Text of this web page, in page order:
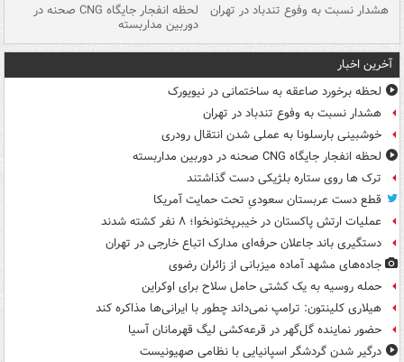
هشدار نسبت به وفوع تندباد در تهران لحظه انفجار جایگاه CNG صحنه در
دوربین مداربسته
آخرین اخبار
لحظه برخورد صاعقه به ساختمانی در نیویورک
هشدار نسبت به وفوع تندباد در تهران
خوشبینی بارسلونا به عملی شدن انتقال رودری
لحظه انفجار جایگاه CNG صحنه در دوربین مداربسته
ترک ها روی ستاره بلژیکی دست گذاشتند
قطع دست عربستان سعودیِ تحت حمایت آمریکا
عملیات ارتش پاکستان در خیبرپختونخوا؛ ۸ نفر کشته شدند
دستگیری باند جاعلان حرفه‌ای مدارک اتباع خارجی در تهران
جاده‌های مشهد آماده میزبانی از زائران رضوی
حمله روسیه به یک کشتی حامل سلاح برای اوکراین
هیلاری کلینتون: ترامپ نمی‌داند چطور با ایرانی‌ها مذاکره کند
حضور نماینده گل‌گهر در قرعه‌کشی لیگ قهرمانان آسیا
درگیر شدن گردشگر اسپانیایی با نظامی صهیونیست